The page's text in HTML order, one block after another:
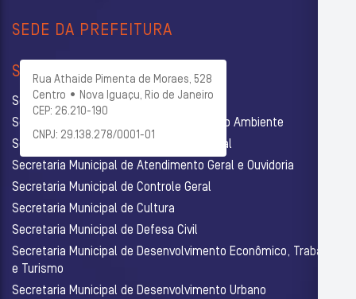
SEDE DA PREFEITURA
Rua Athaide Pimenta de Moraes, 528
Centro • Nova Iguaçu, Rio de Janeiro
CEP: 26.210-190
CNPJ: 29.138.278/0001-01
SECRETARIAS
Secretaria Municipal de Administração
Secretaria Municipal de Agricultura e Meio Ambiente
Secretaria Municipal de Assistência Social
Secretaria Municipal de Atendimento Geral e Ouvidoria
Secretaria Municipal de Controle Geral
Secretaria Municipal de Cultura
Secretaria Municipal de Defesa Civil
Secretaria Municipal de Desenvolvimento Econômico, Trabalho
e Turismo
Secretaria Municipal de Desenvolvimento Urbano